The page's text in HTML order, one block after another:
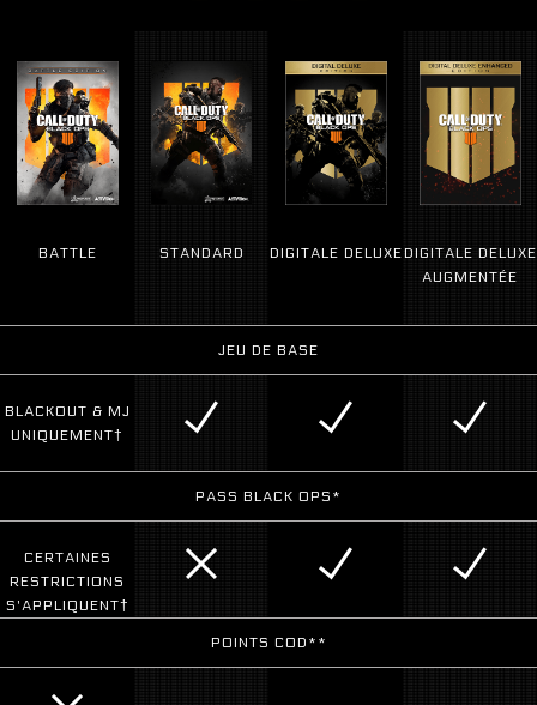
BATTLE STANDARD DIGITALE DELUXEDIGITALE DELUXE
AUGMENTÉE
JEU DE BASE
BLACKOUT & MJ
UNIQUEMENT†
PASS BLACK OPS*
CERTAINES
RESTRICTIONS
S'APPLIQUENT†
POINTS COD**